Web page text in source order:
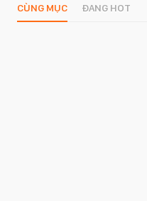
CÙNG MỤC ĐANG HOT